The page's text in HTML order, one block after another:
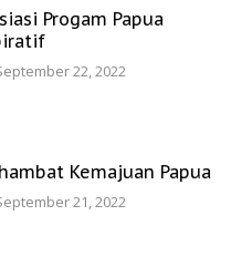
Progam Papua
22, 2022
Kemajuan Papua
21, 2022